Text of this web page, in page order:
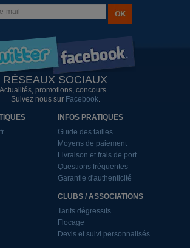
RÉSEAUX SOCIAUX
Actualités, promotions, concours...
Suivez nous sur Facebook.
INFOS PRATIQUES
Guide des tailles
Moyens de paiement
Livraison et frais de port
Questions fréquentes
Garantie d'authenticité
CLUBS / ASSOCIATIONS
Tarifs dégressifs
Flocage
Devis et suivi personnalisés